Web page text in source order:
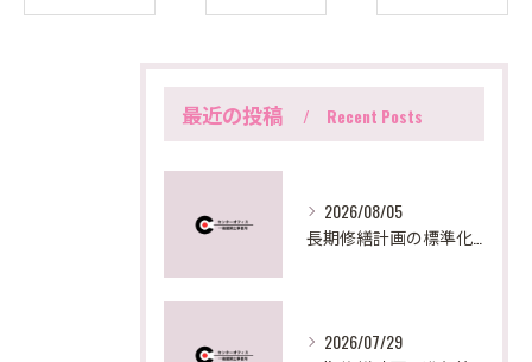
最近の投稿 Recent Posts
2026/08/05
2026/07/29